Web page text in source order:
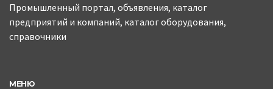
Промышленный портал, объявления, каталог
предприятий и компаний, каталог оборудования,
справочники
МЕНЮ